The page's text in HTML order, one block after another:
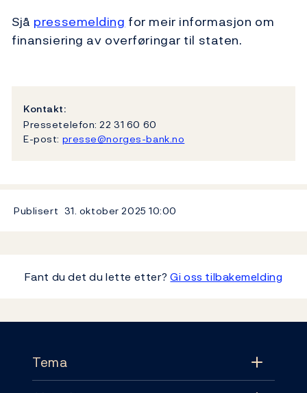
Sjå pressemelding for meir informasjon om
finansiering av overføringar til staten.
Kontakt:
Pressetelefon: 22 31 60 60
E-post: presse@norges-bank.no
Publisert 31. oktober 202510:00
Fant du det du lette etter?Gi oss tilbakemelding
Tema